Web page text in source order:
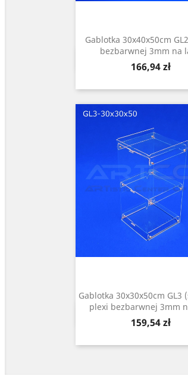
Gablotka 30x40x50cm
bezbarwnej 3mm na
Cena
166,94 zł
Szybki podgląd
Gablotka 30x30x50cm GL3
plexi bezbarwnej 3mm
Cena
159,54 zł
Szybki podgląd